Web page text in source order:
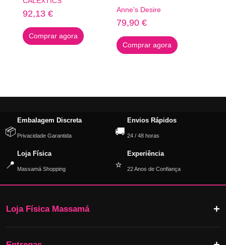
92,13 €
Comprar agora
Anne's Desire
79,90€
Comprar agora
📦
Embalagem Discreta
Privacidade Garantida 🚚
Envios Rápidos
24 / 48 horas
📍
Loja Física
Massamá Shopping ⭐
Experiência
22 Anos de Confiança
Loja Física Massamá